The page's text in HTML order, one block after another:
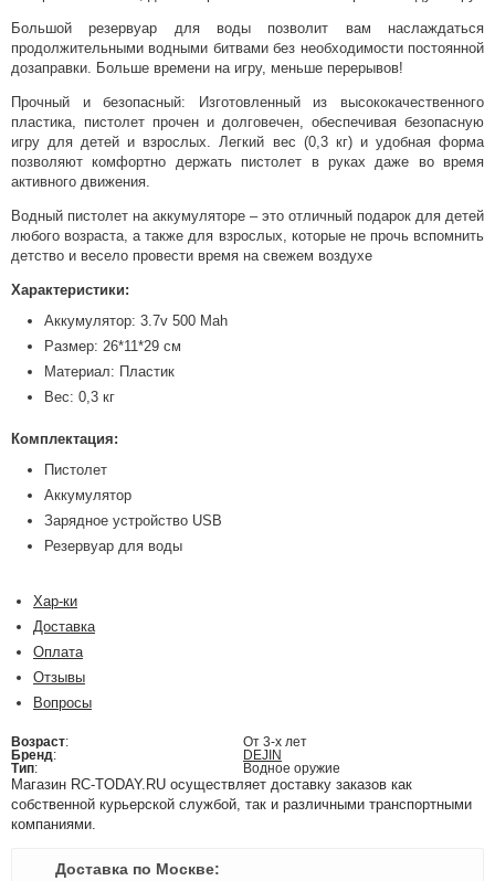
Большой резервуар для воды позволит вам наслаждаться
продолжительными водными битвами без необходимости постоянной
дозаправки. Больше времени на игру, меньше перерывов!
Прочный и безопасный: Изготовленный из высококачественного
пластика, пистолет прочен и долговечен, обеспечивая безопасную
игру для детей и взрослых. Легкий вес (0,3 кг) и удобная форма
позволяют комфортно держать пистолет в руках даже во время
активного движения.
Водный пистолет на аккумуляторе – это отличный подарок для детей
любого возраста, а также для взрослых, которые не прочь вспомнить
детство и весело провести время на свежем воздухе
Характеристики:
Аккумулятор: 3.7v 500 Mah
Размер: 26*11*29 см
Материал: Пластик
Вес: 0,3 кг
Комплектация:
Пистолет
Аккумулятор
Зарядное устройство USB
Резервуар для воды
Хар-ки
Доставка
Оплата
Отзывы
Вопросы
Возраст:
От 3-х лет
Бренд:
DEJIN
Тип: Водное оружие
Магазин RC-TODAY.RU осуществляет доставку заказов как
собственной курьерской службой, так и различными транспортными
компаниями.
Доставка по Москве: